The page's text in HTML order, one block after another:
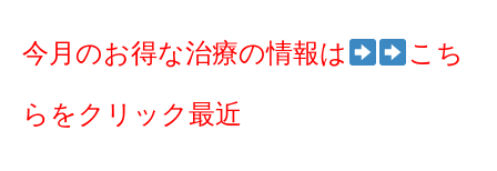
今月のお得な治療の情報は こち
らをクリック最近